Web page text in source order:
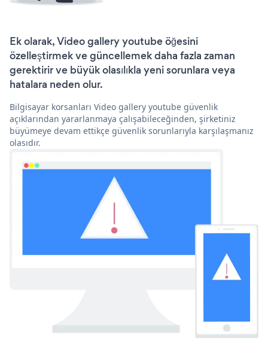
Ek olarak, Video gallery youtube öğesini
özelleştirmek ve güncellemek daha fazla zaman
gerektirir ve büyük olasılıkla yeni sorunlara veya
hatalara neden olur.
Bilgisayar korsanları Video gallery youtube güvenlik
açıklarından yararlanmaya çalışabileceğinden, şirketiniz
büyümeye devam ettikçe güvenlik sorunlarıyla karşılaşmanız
olasıdır.